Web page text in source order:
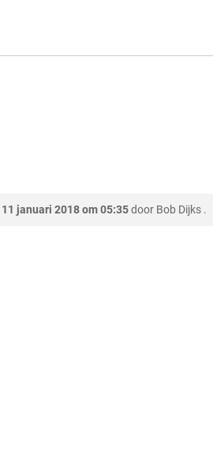
11 januari 2018 om 05:35door Bob Dijks .